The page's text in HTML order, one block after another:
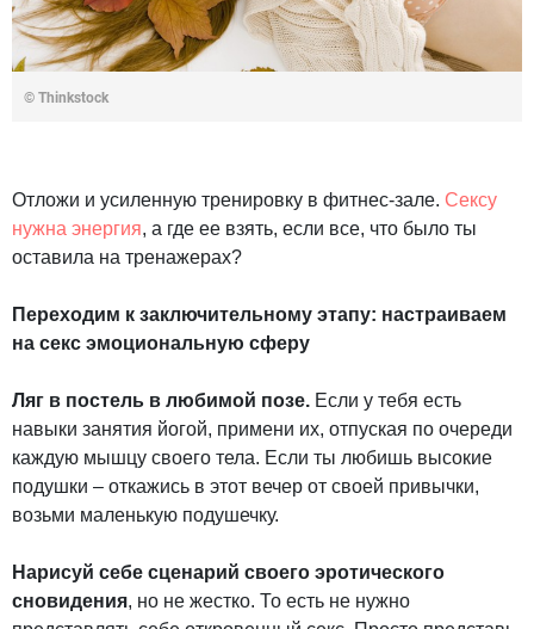
© Thinkstock
Отложи и усиленную тренировку в фитнес-зале. Сексу
нужна энергия, а где ее взять, если все, что было ты
оставила на тренажерах?
Переходим к заключительному этапу: настраиваем
на секс эмоциональную сферу
Ляг в постель в любимой позе. Если у тебя есть
навыки занятия йогой, примени их, отпуская по очереди
каждую мышцу своего тела. Если ты любишь высокие
подушки – откажись в этот вечер от своей привычки,
возьми маленькую подушечку.
Нарисуй себе сценарий своего эротического
сновидения, но не жестко. То есть не нужно